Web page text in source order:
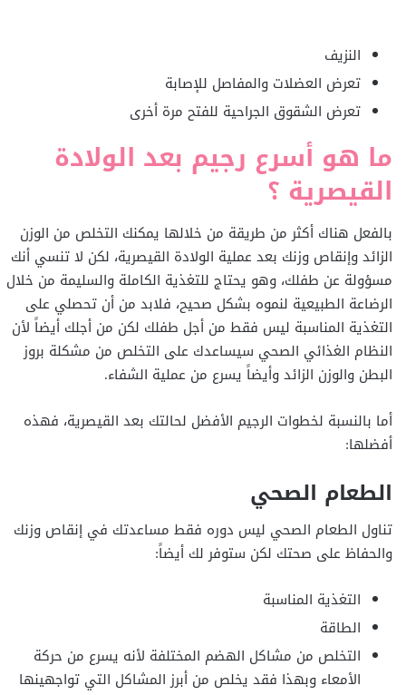
النزيف
تعرض العضلات والمفاصل للإصابة
تعرض الشقوق الجراحية للفتح مرة أخرى
ما هو أسرع رجيم بعد الولادة
القيصرية ؟
بالفعل هناك أكثر من طريقة من خلالها يمكنك التخلص من الوزن
الزائد وإنقاص وزنك بعد عملية الولادة القيصرية، لكن لا تنسي أنك
مسؤولة عن طفلك، وهو يحتاج للتغذية الكاملة والسليمة من خلال
الرضاعة الطبيعية لنموه بشكل صحيح، فلابد من أن تحصلي على
التغذية المناسبة ليس فقط من أجل طفلك لكن من أجلك أيضاً لأن
النظام الغذائي الصحي سيساعدك على التخلص من مشكلة بروز
البطن والوزن الزائد وأيضاً يسرع من عملية الشفاء.
أما بالنسبة لخطوات الرجيم الأفضل لحالتك بعد القيصرية، فهذه
أفضلها:
الطعام الصحي
تناول الطعام الصحي ليس دوره فقط مساعدتك في إنقاص وزنك
والحفاظ على صحتك لكن ستوفر لك أيضاً:
التغذية المناسبة
الطاقة
التخلص من مشاكل الهضم المختلفة لأنه يسرع من حركة
الأمعاء وبهذا فقد يخلص من أبرز المشاكل التي تواجهينها